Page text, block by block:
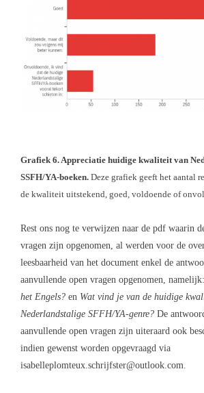
Grafiek 6. Appreciatie huidige kwaliteit van
SSFH/YA-boeken. Deze grafiek geeft het aantal
de kwaliteit uitstekend, goed, voldoende of
Rest ons nog te verwijzen naar de pdf waarin
vragen zijn opgenomen, al werden voor de
leesbaarheid van het document enkel de
aanvullende open vragen opgenomen, namelijk:
het Engels? en Wat vind je van de huidige
Nederlandstalige SFFH/YA-genre? De
aanvullende open vragen zijn uiteraard ook
indien gewenst worden opgevraagd via
isabelleplomteux.schrijfster@outlook.com